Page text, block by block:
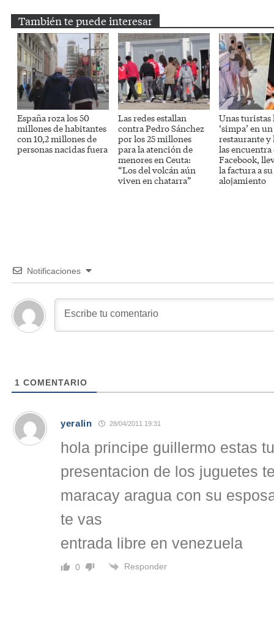
También te puede interesar
España roza los 50
millones de habitantes
con 10,2 millones de
personas nacidas fuera
Las redes estallan
contra Pedro Sánchez
por los 25 millones
para la atención de
menores en Ceuta:
“Los del volcán aún
viven en chatarra”
Unas turistas
‘simpa’ en un
restaurante y
las encuentra
Facebook,
la factura a su
alojamiento
Notificaciones
1 COMENTARIO
yeralin 28/04/2011 19:31
hola principe guillermo estas
presentacion de los juguetes
maracay aragua con su
te vas
entrada libre en venezuela
0 Responder